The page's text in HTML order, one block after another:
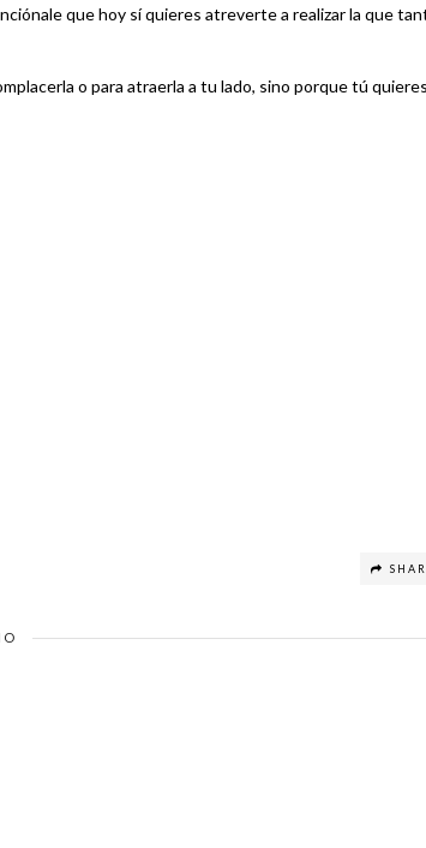
que hoy sí quieres atreverte a realizar la que
o para atraerla a tu lado, sino porque tú